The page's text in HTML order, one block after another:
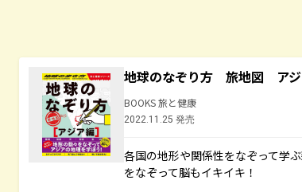
地球のなぞり方 旅地図 アジ
BOOKS 旅と健康
2022.11.25 発売
各国の地形や関係性をなぞって学
をなぞって脳もイキイキ！